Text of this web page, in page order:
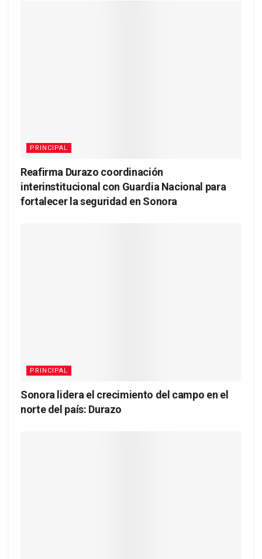
PRINCIPAL
Reafirma Durazo coordinación
interinstitucional con Guardia Nacional para
fortalecer la seguridad en Sonora
PRINCIPAL
Sonora lidera el crecimiento del campo en el
norte del país: Durazo